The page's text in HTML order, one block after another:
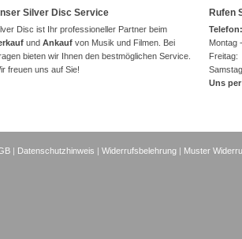
Silver Disc Service
Disc ist Ihr professioneller Partner beim
und Ankauf von Musik und Filmen. Bei
bieten wir Ihnen den bestmöglichen Service.
freuen uns auf Sie!
Rufen
Montag
Uns
| Datenschutzhinweis |Widerrufsbelehrung | Muster